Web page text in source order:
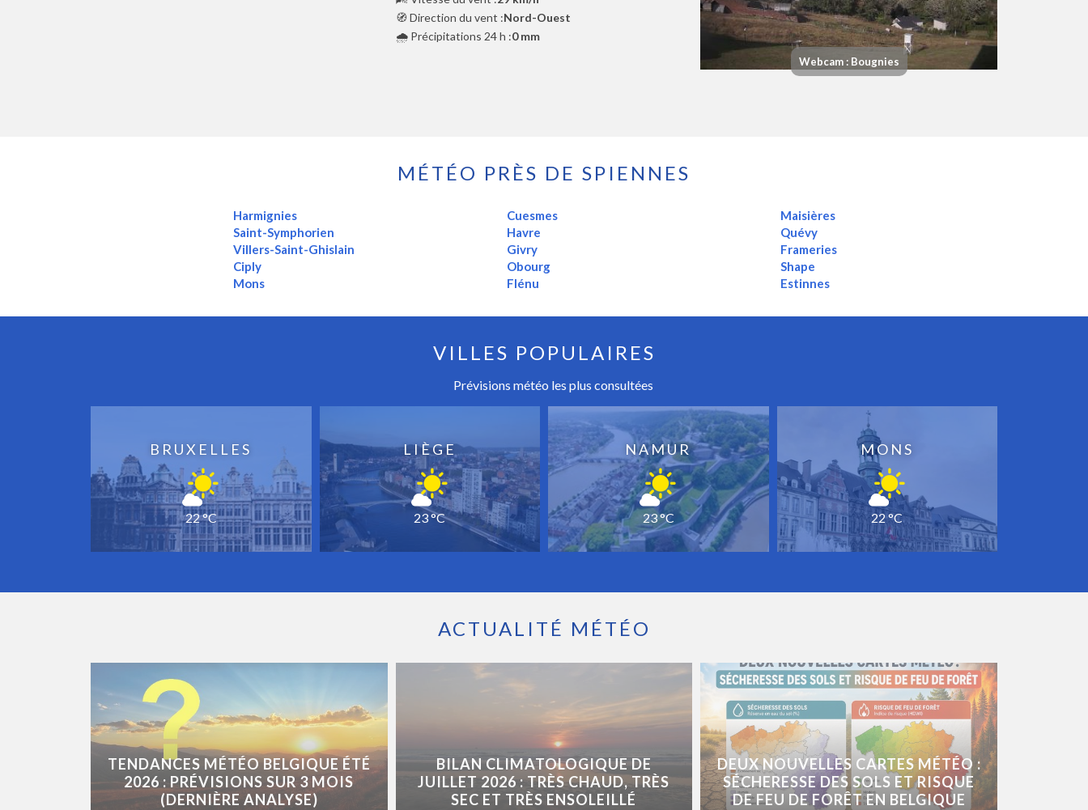
🧭 Direction du vent :Nord-Ouest
🌧️ Précipitations 24 h :0 mm
Webcam : Bougnies
MÉTÉO PRÈS DE SPIENNES
Harmignies
Saint-Symphorien
Villers-Saint-Ghislain
Ciply
Mons
Cuesmes
Havre
Givry
Obourg
Flénu
Maisières
Quévy
Frameries
Shape
Estinnes
VILLES POPULAIRES
Prévisions météo les plus consultées
BRUXELLES
22 °C
LIÈGE
23 °C
NAMUR
23 °C
MONS
22 °C
ACTUALITÉ MÉTÉO
TENDANCES MÉTÉO BELGIQUE ÉTÉ
2026 : PRÉVISIONS SUR 3 MOIS
(DERNIÈRE ANALYSE)
BILAN CLIMATOLOGIQUE DE
JUILLET 2026 : TRÈS CHAUD, TRÈS
SEC ET TRÈS ENSOLEILLÉ
DEUX NOUVELLES CARTES MÉTÉO :
SÉCHERESSE DES SOLS ET RISQUE
DE FEU DE FORÊT EN BELGIQUE